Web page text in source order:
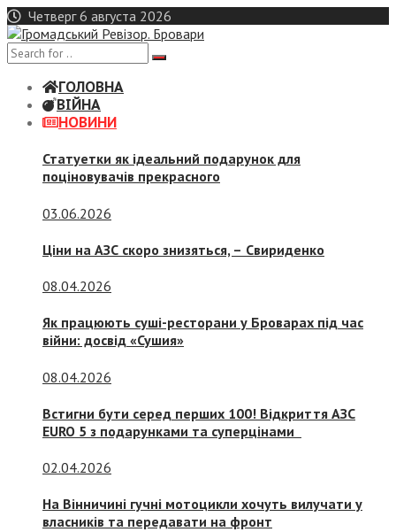
Skip
to
content
Четверг 6 августа 2026
ГОЛОВНА
ВІЙНА
НОВИНИ
Статуетки як ідеальний подарунок для
поціновувачів прекрасного
03.06.2026
Ціни на АЗС скоро знизяться, – Свириденко
08.04.2026
Як працюють суші-ресторани у Броварах під час
війни: досвід «Сушия»
08.04.2026
Встигни бути серед перших 100! Відкриття АЗС
EURO 5 з подарунками та суперцінами
02.04.2026
На Вінничині гучні мотоцикли хочуть вилучати у
власників та передавати на фронт